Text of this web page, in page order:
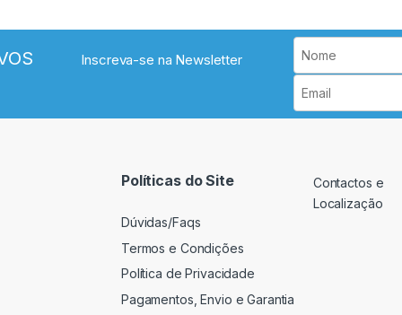
Inscreva-se na Newsletter
Políticas do Site
Dúvidas/Faqs
Termos e Condições
Política de Privacidade
Pagamentos, Envio e Garantia
Contactos e
Localização